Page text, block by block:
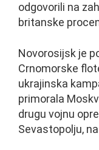
odgovorili na
britanske
Novorosijsk je
Crnomorske
ukrajinska
primorala
drugu vojnu
Sevastopolju,